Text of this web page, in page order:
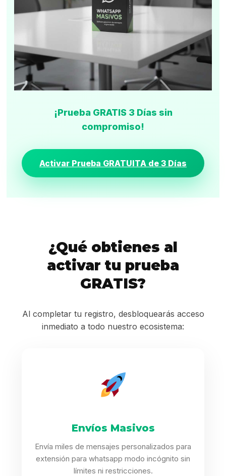
¡Prueba GRATIS 3 Días sin
compromiso!
Activar Prueba GRATUITA de 3 Días
¿Qué obtienes al
activar tu prueba
GRATIS?
Al completar tu registro, desbloquearás acceso
inmediato a todo nuestro ecosistema:
Envíos Masivos
Envía miles de mensajes personalizados para
extensión para whatsapp modo incógnito sin
límites ni restricciones.